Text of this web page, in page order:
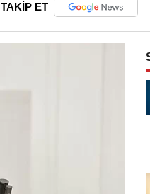
TAKİP ET